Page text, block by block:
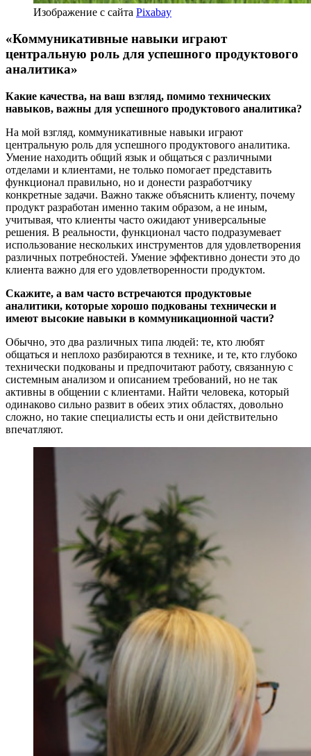
Изображение с сайта Pixabay
«Коммуникативные навыки играют
центральную роль для успешного продуктового
аналитика»
Какие качества, на ваш взгляд, помимо технических
навыков, важны для успешного продуктового аналитика?
На мой взгляд, коммуникативные навыки играют
центральную роль для успешного продуктового аналитика.
Умение находить общий язык и общаться с различными
отделами и клиентами, не только помогает представить
функционал правильно, но и донести разработчику
конкретные задачи. Важно также объяснить клиенту, почему
продукт разработан именно таким образом, а не иным,
учитывая, что клиенты часто ожидают универсальные
решения. В реальности, функционал часто подразумевает
использование нескольких инструментов для удовлетворения
различных потребностей. Умение эффективно донести это до
клиента важно для его удовлетворенности продуктом.
Скажите, а вам часто встречаются продуктовые
аналитики, которые хорошо подкованы технически и
имеют высокие навыки в коммуникационной части?
Обычно, это два различных типа людей: те, кто любят
общаться и неплохо разбираются в технике, и те, кто глубоко
технически подкованы и предпочитают работу, связанную с
системным анализом и описанием требований, но не так
активны в общении с клиентами. Найти человека, который
одинаково сильно развит в обеих этих областях, довольно
сложно, но такие специалисты есть и они действительно
впечатляют.